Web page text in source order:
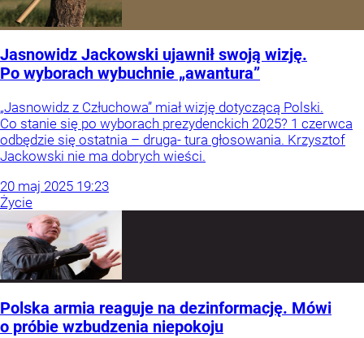
Jasnowidz Jackowski ujawnił swoją wizję.
Po wyborach wybuchnie „awantura”
„Jasnowidz z Człuchowa” miał wizję dotyczącą Polski.
Co stanie się po wyborach prezydenckich 2025? 1 czerwca
odbędzie się ostatnia – druga- tura głosowania. Krzysztof
Jackowski nie ma dobrych wieści.
20 maj 2025 19:23
Życie
Polska armia reaguje na dezinformację. Mówi
o próbie wzbudzenia niepokoju